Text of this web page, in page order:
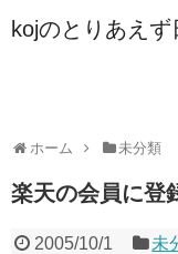
kojのとりあえず
ホーム 未分類
楽天の会員に登
2005/10/1 未